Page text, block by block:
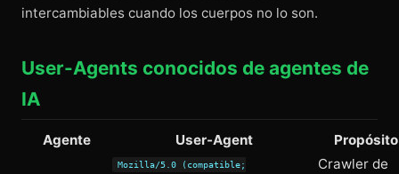
intercambiables cuando los cuerpos no lo son.
User-Agents conocidos de agentes de
IA
Agente User-Agent Propósito
Mozilla/5.0 (compatible;
Crawler de